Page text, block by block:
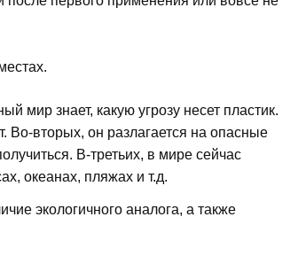
мир знает, какую угрозу несет пластик.
Во-вторых, он разлагается на опасные
В-третьих, в мире сейчас
океанах, пляжах и т.д.
экологичного аналога, а также